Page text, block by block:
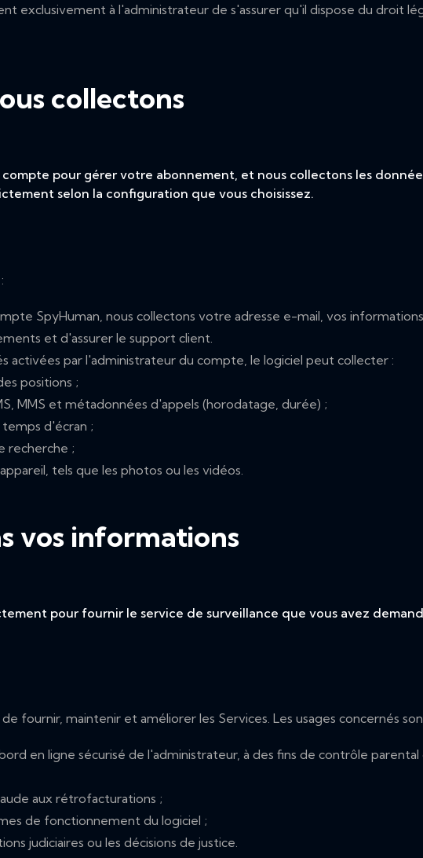
exclusivement à l'administrateur de s'assurer qu'il dispose du droit
collectons
pour gérer votre abonnement, et nous collectons les
selon la configuration que vous choisissez.
SpyHuman, nous collectons votre adresse e-mail, vos
et d'assurer le support client.
activées par l'administrateur du compte, le logiciel peut collecter :
positions ;
MMS et métadonnées d'appels (horodatage, durée) ;
d'écran ;
recherche ;
tels que les photos ou les vidéos.
vos informations
pour fournir le service de surveillance que vous avez
fournir, maintenir et améliorer les Services. Les usages concernés
en ligne sécurisé de l'administrateur, à des fins de contrôle parental
aux rétrofacturations ;
de fonctionnement du logiciel ;
judiciaires ou les décisions de justice.